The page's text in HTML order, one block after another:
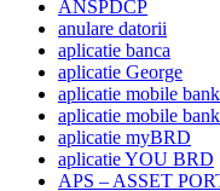
ANSPDCP
anulare datorii
aplicatie banca
aplicatie George
aplicatie mobile
aplicatie mobile
aplicatie myBRD
aplicatie YOU BRD
APS – ASSET